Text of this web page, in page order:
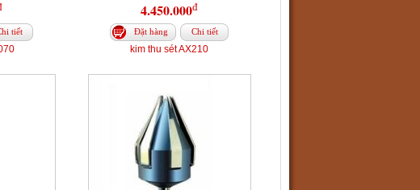
tiết
4.450.000đ
Đặt hàng Chi tiết
kim thu sét AX210